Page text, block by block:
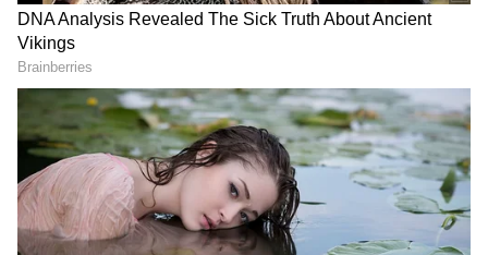
పువ్వులు పెట్టి ఇంటిలోని ఎక్కడ పెట్టిన అందంగా
కనిపిస్తుంది.